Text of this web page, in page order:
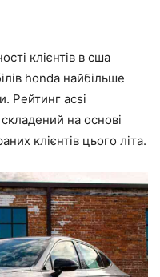
клієнтів в сша
honda найбільше
Рейтинг acsi
на основі
клієнтів цього літа.